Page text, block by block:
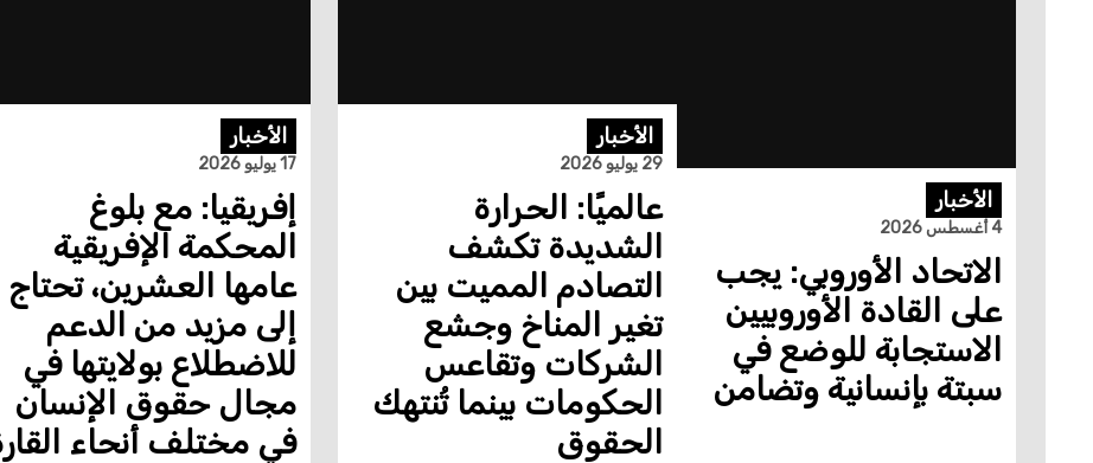
الأخبار
4 أغسطس 2026
الاتحاد الأوروبي: يجب
على القادة الأوروبيين
الاستجابة للوضع في
سبتة بإنسانية وتضامن
الأخبار
29 يوليو 2026
عالميًا: الحرارة
الشديدة تكشف
التصادم المميت بين
تغير المناخ وجشع
الشركات وتقاعس
الحكومات بينما تُنتهك
الحقوق
الأخبار
17 يوليو 2026
إفريقيا: مع بلوغ
المحكمة الإفريقية
عامها العشرين، تحتاج
إلى مزيد من الدعم
للاضطلاع بولايتها في
مجال حقوق الإنسان
في مختلف أنحاء